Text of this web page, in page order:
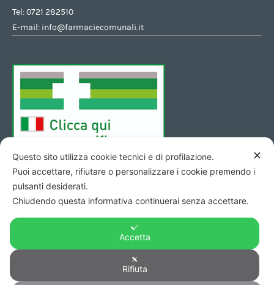
Tel:0721 282510
E-mail: info@farmaciecomunali.it
Copyright © 2026 - Codice Fiscale/Partita Iva 01423690419 R.E.A.
di Pesaro n. 140952 -
✕
Questo sito utilizza cookie tecnici e di profilazione.
Puoi accettare, rifiutare o personalizzare i cookie premendo i
pulsanti desiderati.
Chiudendo questa informativa continuerai senza accettare.
Accetta
Rifiuta